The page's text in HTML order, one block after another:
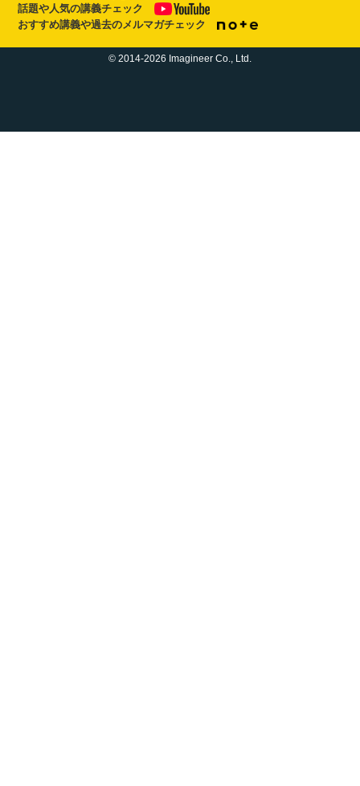
話題や人気の講義チェック
おすすめ講義や過去のメルマガチェック
© 2014-2026 Imagineer Co., Ltd.